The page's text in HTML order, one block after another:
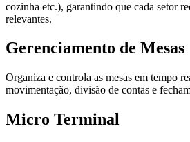
cozinha etc.), garantindo que cada setor
relevantes.
Gerenciamento de Mesas
Organiza e controla as mesas em tempo
movimentação, divisão de contas e
Micro Terminal